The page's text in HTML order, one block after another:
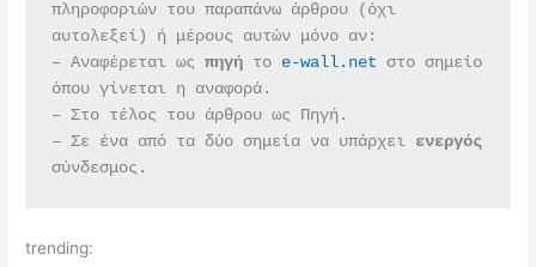
πληροφοριών του παραπάνω άρθρου (όχι
αυτολεξεί) ή μέρους αυτών μόνο αν:
– Αναφέρεται ως πηγή το e-wall.net στο σημείο
όπου γίνεται η αναφορά.
– Στο τέλος του άρθρου ως Πηγή.
– Σε ένα από τα δύο σημεία να υπάρχει
ενεργός
σύνδεσμος.
trending: